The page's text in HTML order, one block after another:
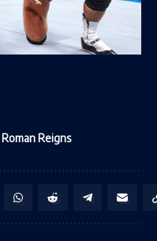
Roman Reigns